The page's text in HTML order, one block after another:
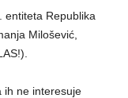
entiteta Republika
Milošević,
ih ne interesuje